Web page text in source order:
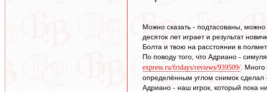
Можно сказать - подтасованы, можно
десяток лет играет и результат
Болта и твою на расстоянии в
По поводу того, что Адриано -
express.ru/fridays/reviews/939509/ .
определённым углом снимок сделал
Адриано - наш игрок, который пока